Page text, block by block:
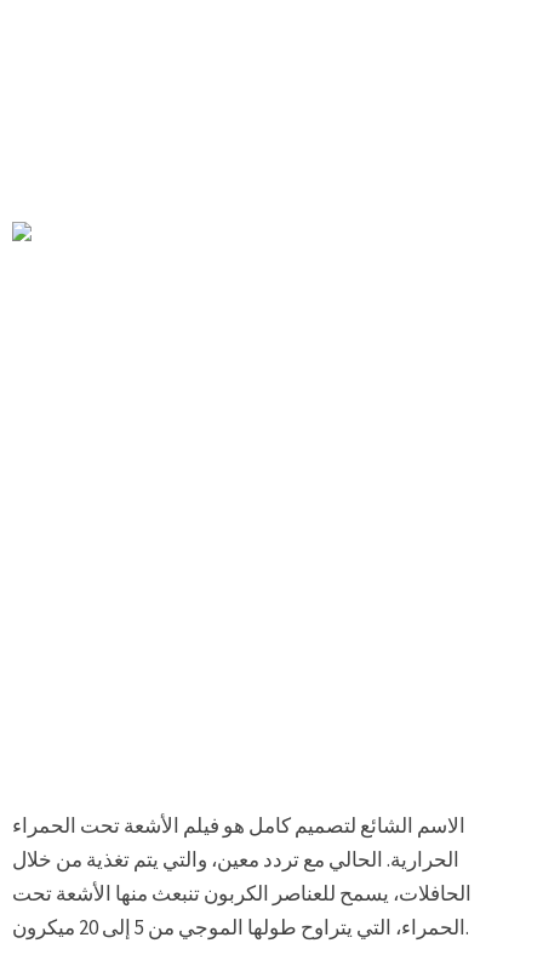
الاسم الشائع لتصميم كامل هو فيلم الأشعة تحت الحمراء
الحرارية. الحالي مع تردد معين، والتي يتم تغذية من خلال
الحافلات، يسمح للعناصر الكربون تنبعث منها الأشعة تحت
الحمراء، التي يتراوح طولها الموجي من 5 إلى 20 ميكرون.